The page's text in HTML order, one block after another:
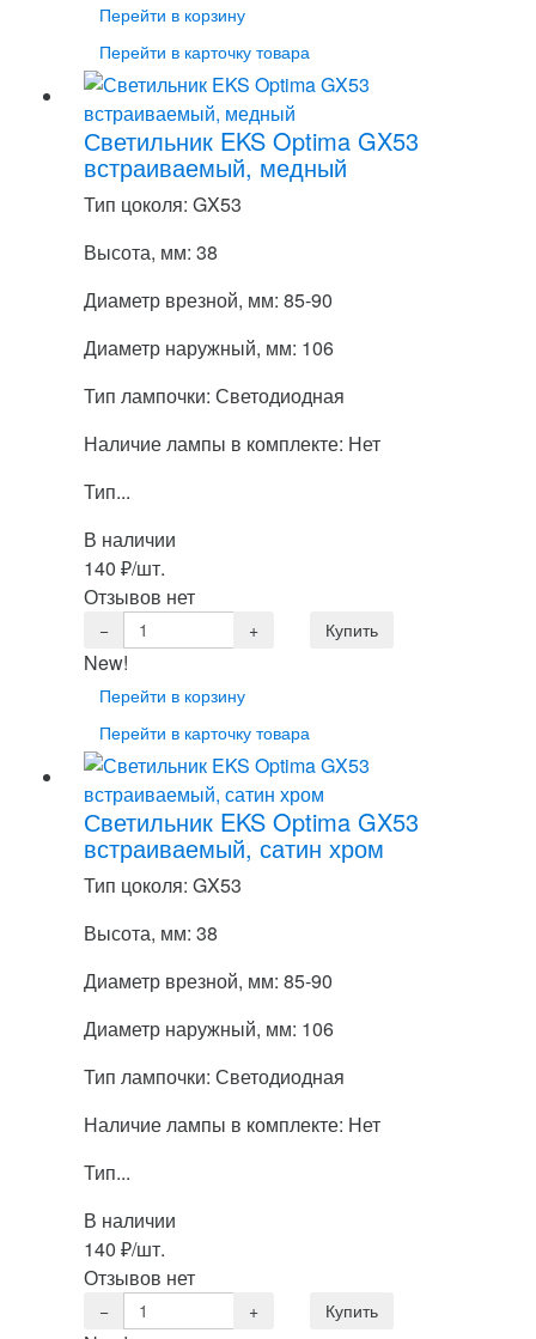
Перейти в корзину
Перейти в карточку товара
Светильник EKS Optima GX53
встраиваемый, медный
Тип цоколя: GX53
Высота, мм: 38
Диаметр врезной, мм: 85-90
Диаметр наружный, мм: 106
Тип лампочки: Светодиодная
Наличие лампы в комплекте: Нет
Тип...
В наличии
140 ₽/шт.
Отзывов нет
New!
Перейти в корзину
Перейти в карточку товара
Светильник EKS Optima GX53
встраиваемый, сатин хром
Тип цоколя: GX53
Высота, мм: 38
Диаметр врезной, мм: 85-90
Диаметр наружный, мм: 106
Тип лампочки: Светодиодная
Наличие лампы в комплекте: Нет
Тип...
В наличии
140 ₽/шт.
Отзывов нет